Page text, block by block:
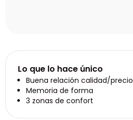
Lo que lo hace único
Buena relación calidad/precio
Memoria de forma
3 zonas de confort